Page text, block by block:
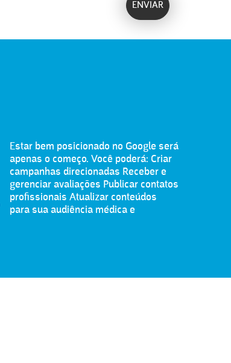
Estar bem posicionado no Google será
apenas o começo. Você poderá: Criar
campanhas direcionadas Receber e
gerenciar avaliações Publicar contatos
profissionais Atualizar conteúdos
para sua audiência médica e